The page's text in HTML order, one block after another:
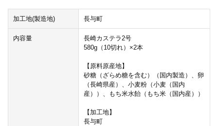
加工地(製造地) 長与町
内容量
長崎カステラ2号
580g（10切れ）×2本
【原料原産地】
砂糖（ざらめ糖を含む）（国内製造）、卵
（長崎県産）、小麦粉（小麦（国内
産））、もち米水飴（もち米（国内産））
【加工地】
長与町